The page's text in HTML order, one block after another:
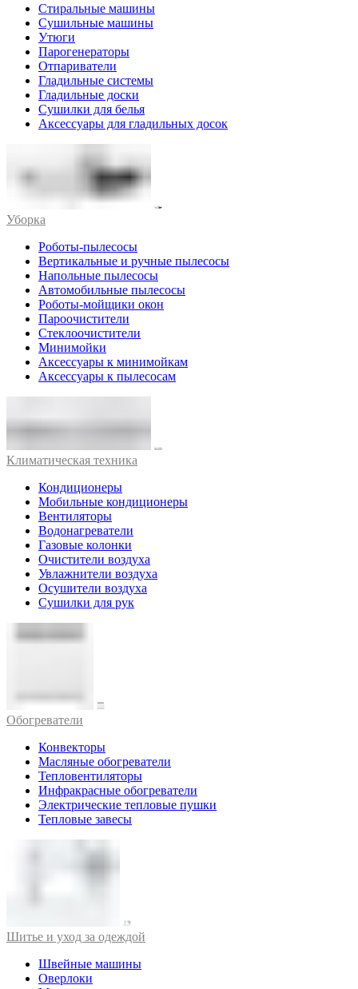
Стиральные машины
Сушильные машины
Утюги
Парогенераторы
Отпариватели
Гладильные системы
Гладильные доски
Сушилки для белья
Аксессуары для гладильных досок
Уборка
Роботы-пылесосы
Вертикальные и ручные пылесосы
Напольные пылесосы
Автомобильные пылесосы
Роботы-мойщики окон
Пароочистители
Стеклоочистители
Минимойки
Аксессуары к минимойкам
Аксессуары к пылесосам
Климатическая техника
Кондиционеры
Мобильные кондиционеры
Вентиляторы
Водонагреватели
Газовые колонки
Очистители воздуха
Увлажнители воздуха
Осушители воздуха
Сушилки для рук
Обогреватели
Конвекторы
Масляные обогреватели
Тепловентиляторы
Инфракрасные обогреватели
Электрические тепловые пушки
Тепловые завесы
Шитье и уход за одеждой
Швейные машины
Оверлоки